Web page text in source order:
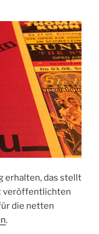
erhalten, das stellt
veröffentlichten
die netten
.